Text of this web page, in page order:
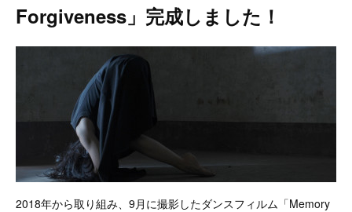
Forgiveness」完成しました！
2018年から取り組み、9月に撮影したダンスフィルム「Memory